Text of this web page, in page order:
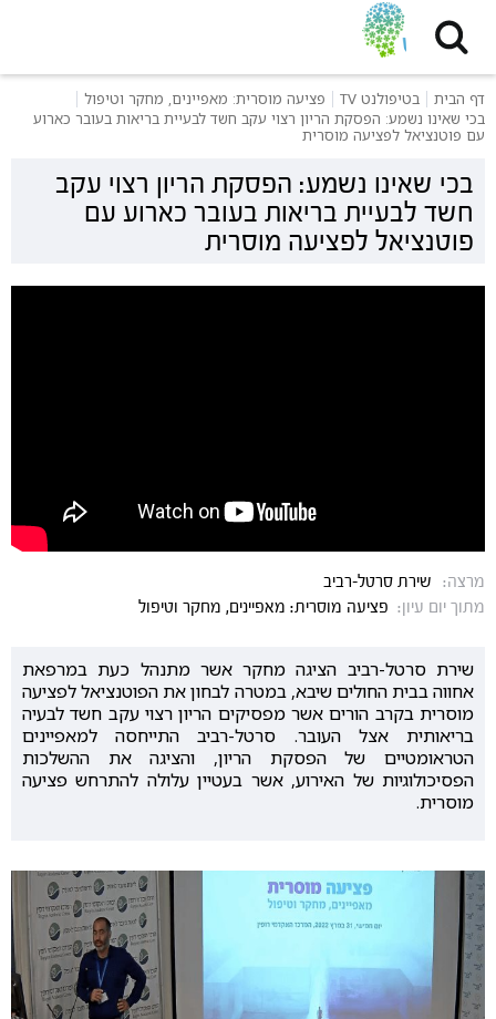
דף הבית בטיפולנט TV
פציעה מוסרית: מאפיינים, מחקר וטיפול
בכי שאינו נשמע: הפסקת הריון רצוי עקב חשד לבעיית בריאות בעובר כארוע
עם פוטנציאל לפציעה מוסרית
בכי שאינו נשמע: הפסקת הריון רצוי עקב
חשד לבעיית בריאות בעובר כארוע עם
פוטנציאל לפציעה מוסרית
מרצה:
שירת סרטל-רביב
מתוך יום עיון: פציעה מוסרית: מאפיינים, מחקר וטיפול
שירת סרטל-רביב הציגה מחקר אשר מתנהל כעת במרפאת
אחווה בבית החולים שיבא, במטרה לבחון את הפוטנציאל לפציעה
מוסרית בקרב הורים אשר מפסיקים הריון רצוי עקב חשד לבעיה
בריאותית אצל העובר. סרטל-רביב התייחסה למאפיינים
הטראומטיים של הפסקת הריון, והציגה את ההשלכות
הפסיכולוגיות של האירוע, אשר בעטיין עלולה להתרחש פציעה
מוסרית.